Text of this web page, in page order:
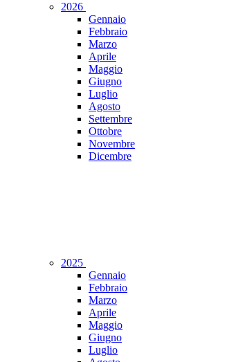
2026
Gennaio
Febbraio
Marzo
Aprile
Maggio
Giugno
Luglio
Agosto
Settembre
Ottobre
Novembre
Dicembre
2025
Gennaio
Febbraio
Marzo
Aprile
Maggio
Giugno
Luglio